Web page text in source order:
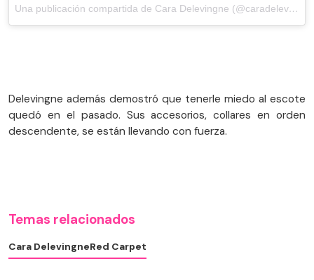
Una publicación compartida de Cara Delevingne (@caradelevingne)
Delevingne además demostró que tenerle miedo al escote
quedó en el pasado. Sus accesorios, collares en orden
descendente, se están llevando con fuerza.
Temas relacionados
Cara DelevingneRed Carpet